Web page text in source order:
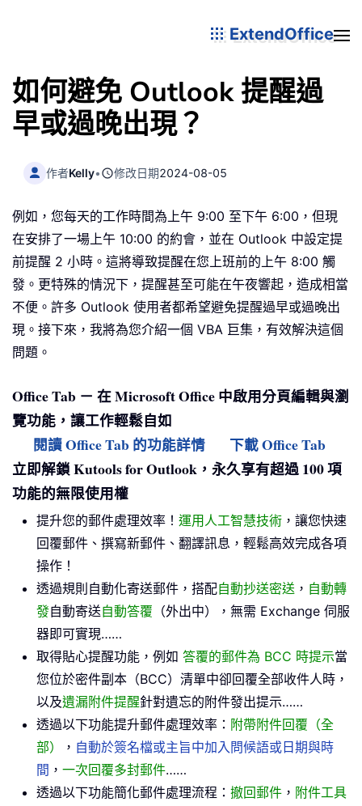
ExtendOffice
如何避免 Outlook 提醒過
早或過晚出現？
作者Kelly• 修改日期2024-08-05
例如，您每天的工作時間為上午 9:00 至下午 6:00，但現
在安排了一場上午 10:00 的約會，並在 Outlook 中設定提
前提醒 2 小時。這將導致提醒在您上班前的上午 8:00 觸
發。更特殊的情況下，提醒甚至可能在午夜響起，造成相當
不便。許多 Outlook 使用者都希望避免提醒過早或過晚出
現。接下來，我將為您介紹一個 VBA 巨集，有效解決這個
問題。
Office Tab － 在 Microsoft Office 中啟用分頁編輯與瀏
覽功能，讓工作輕鬆自如
閱讀 Office Tab 的功能詳情
下載 Office Tab
立即解鎖 Kutools for Outlook，永久享有超過 100 項
功能的無限使用權
提升您的郵件處理效率！ 運用人工智慧技術 ，讓您快速
回覆郵件、撰寫新郵件、翻譯訊息，輕鬆高效完成各項
操作！
透過規則自動化寄送郵件，搭配自動抄送密送 ， 自動轉
發自動寄送自動答覆 （外出中），無需 Exchange 伺服
器即可實現……
取得貼心提醒功能，例如 答覆的郵件為 BCC 時提示當
您位於密件副本（BCC）清單中卻回覆全部收件人時，
以及遺漏附件提醒針對遺忘的附件發出提示……
透過以下功能提升郵件處理效率： 附帶附件回覆（全
部）
， 自動於簽名檔或主旨中加入問候語或日期與時
間 ， 一次回覆多封郵件……
透過以下功能簡化郵件處理流程： 撤回郵件 ， 附件工具